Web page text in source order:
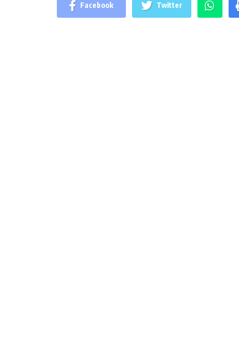
Facebook Twitter